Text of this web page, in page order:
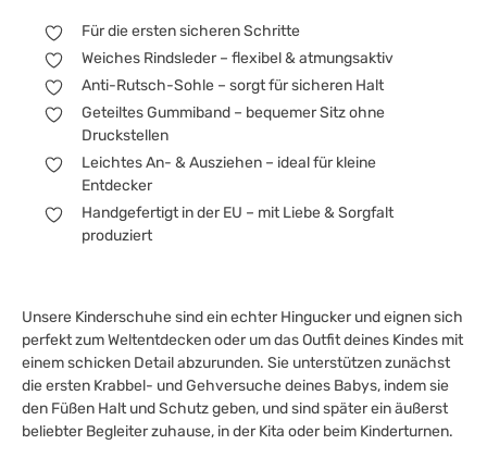
Für die ersten sicheren Schritte
Weiches Rindsleder – flexibel & atmungsaktiv
Anti-Rutsch-Sohle – sorgt für sicheren Halt
Geteiltes Gummiband – bequemer Sitz ohne
Druckstellen
Leichtes An- & Ausziehen – ideal für kleine
Entdecker
Handgefertigt in der EU – mit Liebe & Sorgfalt
produziert
Unsere Kinderschuhe sind ein echter Hingucker und eignen sich
perfekt zum Weltentdecken oder um das Outfit deines Kindes mit
einem schicken Detail abzurunden. Sie unterstützen zunächst
die ersten Krabbel- und Gehversuche deines Babys, indem sie
den Füßen Halt und Schutz geben, und sind später ein äußerst
beliebter Begleiter zuhause, in der Kita oder beim Kinderturnen.